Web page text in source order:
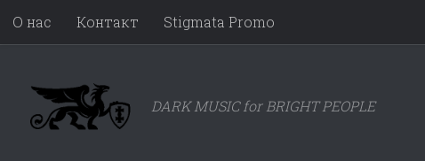
Перейти к содержимому
О нас Контакт Stigmata Promo
DARK MUSIC for BRIGHT PEOPLE